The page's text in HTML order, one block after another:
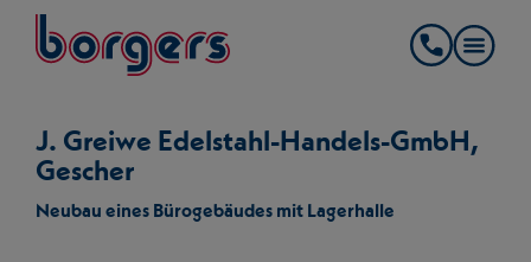
springe zum Hauptinhalt
Borgers
J. Greiwe Edelstahl-Handels-GmbH,
Gescher
Neubau eines Bürogebäudes mit Lagerhalle